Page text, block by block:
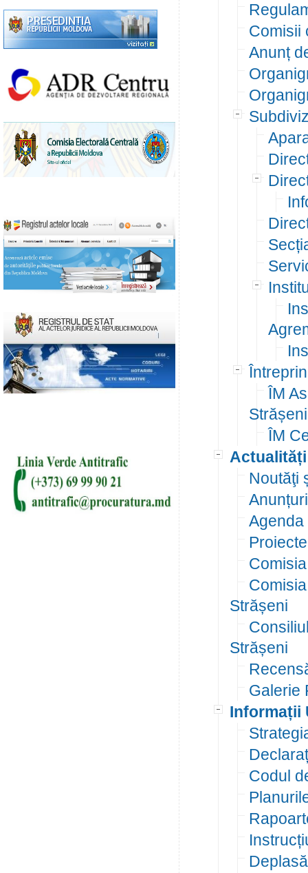
Comisii
Anunț
ÎM
Strășeni
ÎM
Actualități
Noutăţi
Anunțuri
Agenda
Strășeni
Strășeni
Galerie
Informații
Codul